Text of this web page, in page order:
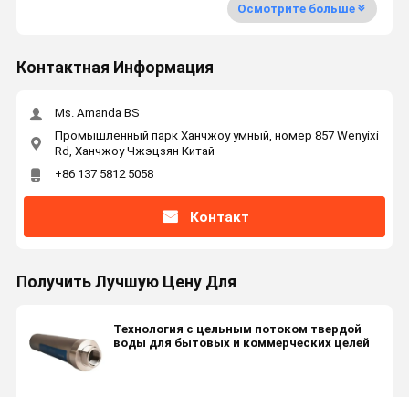
Осмотрите больше
Контактная Информация
Ms. Amanda BS
Промышленный парк Ханчжоу умный, номер 857 Wenyixi
Rd, Ханчжоу Чжэцзян Китай
+86 137 5812 5058
Контакт
Получить Лучшую Цену Для
Технология с цельным потоком твердой
воды для бытовых и коммерческих целей